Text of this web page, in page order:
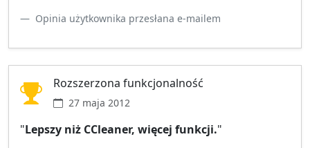
Opinia użytkownika przesłana e‑mailem
Rozszerzona funkcjonalność
27 maja 2012
"Lepszy niż CCleaner, więcej funkcji."